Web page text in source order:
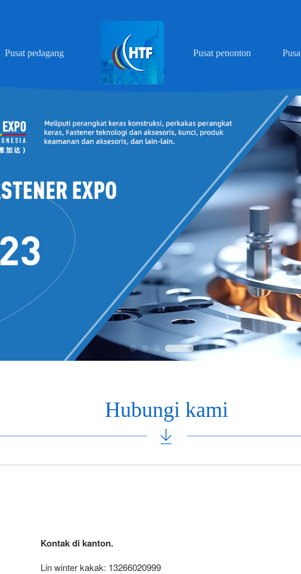
Pusat pedagang Pusat penonton
Hubungi kami
Kontak di kanton.
Lin winter kakak: 13266020999